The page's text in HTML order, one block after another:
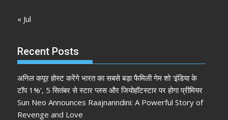
« Jul
Recent Posts
अनिल कपूर होस्ट करेंगे भारत का सबसे बड़ा फैमिली गेम शो ‘इंडिया के
टॉप 1%’, 5 सितंबर से स्टार प्लस और जियोहॉटस्टार पर होगा प्रीमियर
Sun Neo Announces Raajnanndini: A Powerful Story of
Revenge and Love